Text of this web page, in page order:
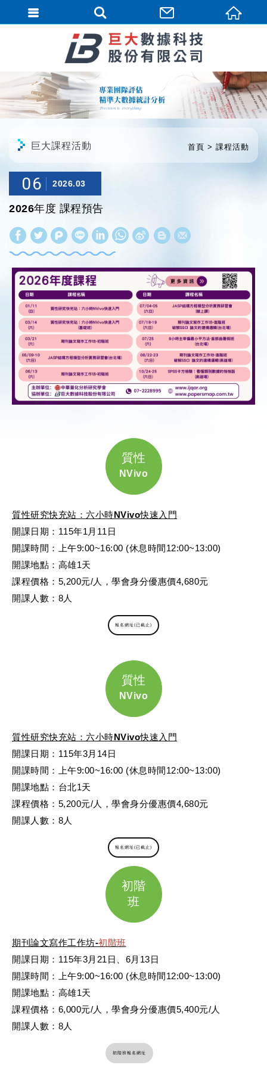
首頁 課程活動
巨大課程活動
06 2026.03
2026年度 課程預告
W
a
t
s
A
p
p
S
n
a
W
e
i
b
o
質性
NVivo
質性研究快充站：六小時NVivo快速入門
開課日期：115年1月11日
開課時間：上午9:00~16:00 (休息時間12:00~13:00)
開課地點：高雄1天
課程價格：5,200元/人，學會身分優惠價4,680元
開課人數：8人
報名網址(已截止)
質性
NVivo
質性研究快充站：六小時NVivo快速入門
開課日期：115年3月14日
開課時間：上午9:00~16:00 (休息時間12:00~13:00)
開課地點：台北1天
課程價格：5,200元/人，學會身分優惠價4,680元
開課人數：8人
報名網址(已截止)
初階
班
期刊論文寫作工作坊-初階班
開課日期：115年3月21日、6月13日
開課時間：上午9:00~16:00 (休息時間12:00~13:00)
開課地點：高雄1天
課程價格：6,000元/人，學會身分優惠價5,400元/人
開課人數：8人
初階班報名網址
繁體中文